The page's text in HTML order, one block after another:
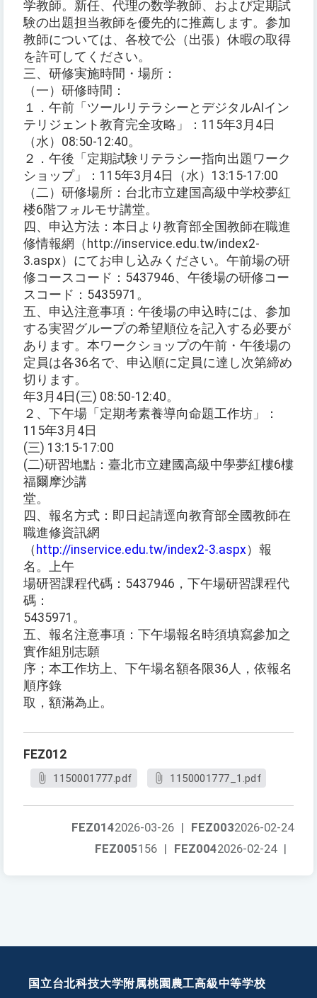
学教師。新任、代理の数学教師、および定期試
験の出題担当教師を優先的に推薦します。参加
教師については、各校で公（出張）休暇の取得
を許可してください。
三、研修実施時間・場所：
（一）研修時間：
１．午前「ツールリテラシーとデジタルAIイン
テリジェント教育完全攻略」：115年3月4日
（水）08:50-12:40。
２．午後「定期試験リテラシー指向出題ワーク
ショップ」：115年3月4日（水）13:15-17:00
（二）研修場所：台北市立建国高級中学校夢紅
楼6階フォルモサ講堂。
四、申込方法：本日より教育部全国教師在職進
修情報網（http://inservice.edu.tw/index2-
3.aspx）にてお申し込みください。午前場の研
修コースコード：5437946、午後場の研修コー
スコード：5435971。
五、申込注意事項：午後場の申込時には、参加
する実習グループの希望順位を記入する必要が
あります。本ワークショップの午前・午後場の
定員は各36名で、申込順に定員に達し次第締め
切ります。
年3月4日(三) 08:50-12:40。
２、下午場「定期考素養導向命題工作坊」：
115年3月4日
(三) 13:15-17:00
(二)研習地點：臺北市立建國高級中學夢紅樓6樓
福爾摩沙講
堂。
四、報名方式：即日起請逕向教育部全國教師在
職進修資訊網
（ http://inservice.edu.tw/index2-3.aspx）報
名。上午
場研習課程代碼：5437946，下午場研習課程代
碼：
5435971。
五、報名注意事項：下午場報名時須填寫參加之
實作組別志願
序；本工作坊上、下午場名額各限36人，依報名
順序錄
取，額滿為止。
FEZ012
1150001777.pdf 1150001777_1.pdf
FEZ0032026-02-24
FEZ0142026-03-26 |
FEZ0042026-02-24 |
FEZ005156 |
国立台北科技大学附属桃園農工高級中等学校